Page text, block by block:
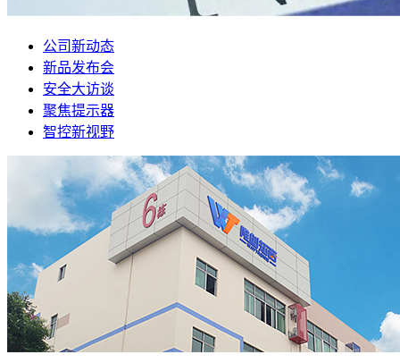
公司新动态
新品发布会
安全大访谈
聚焦提示器
智控新视野